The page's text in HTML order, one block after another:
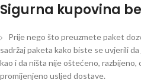
Sigurna kupovina
Prije nego što preuzmete paket
sadržaj paketa kako biste se uvjerili
kao i da ništa nije oštećeno,
promijenjeno usljed dostave.